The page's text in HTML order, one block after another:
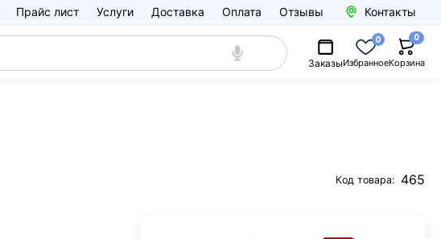
Прайс лист Услуги Доставка Оплата Отзывы Контакты
ЗаказыИзбранное
0
Корзина
0
Код товара: 465